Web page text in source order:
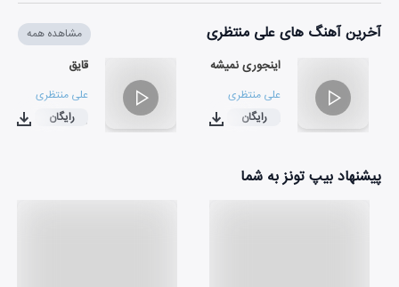
آخرین آهنگ های علی منتظری مشاهده همه
اینجوری نمیشه
علی منتظری
۰۲:۲۴
رایگان
قایق
علی منتظری
۰۳:۱۰رایگان
پیشنهاد بیپ تونز به شما